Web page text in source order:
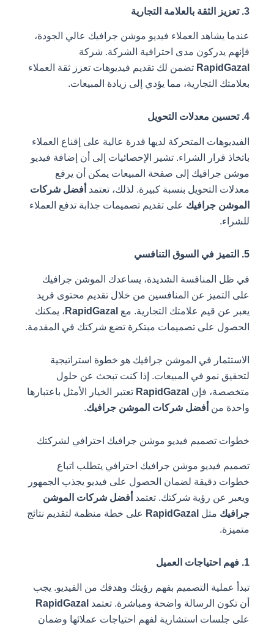
عندما يشاهد العملاء فيديو موشن جرافيك عالي الجودة،
فإنهم يدركون مدى احترافية الشركة. شركة
RapidGazalتضمن لك تقديم فيديوهات تعزز ثقة العملاء
بعلامتك التجارية، مما يؤدي إلى زيادة المبيعات.
الفيديوهات المتحركة لديها قدرة عالية على إقناع العملاء
باتخاذ قرار الشراء. تشير الإحصائيات إلى أن إضافة فيديو
موشن جرافيك إلى صفحة المبيعات يمكن أن يرفع
معدلات التحويل بنسبة كبيرة. لذلك، تعتمدأفضل شركات
الموشن جرافيكعلى تقديم تصميمات جذابة تدفع العملاء
للشراء.
في ظل المنافسة الشديدة، يساعدك الموشن جرافيك
على التميز عن المنافسين من خلال تقديم محتوى فريد
يعبر عن قيم علامتك التجارية. معRapidGazal، يمكنك
الحصول على تصميمات مبتكرة تضع شركتك في المقدمة.
الاستثمار في الموشن جرافيك هو خطوة استراتيجية
لتحقيق نمو في المبيعات. إذا كنت تبحث عن حلول
متخصصة، فإنRapidGazalتعتبر الخيار الأمثل باعتبارها
واحدة منأفضل شركات الموشن جرافيك.
خطوات تصميم فيديو موشن جرافيك احترافي لشركتك
تصميم فيديو موشن جرافيك احترافي يتطلب اتباع
خطوات دقيقة لضمان الحصول على فيديو يجذب الجمهور
ويعبر عن رؤية شركتك. تعتمدأفضل شركات الموشن
جرافيكمثلRapidGazalعلى خطة منظمة لتقديم نتائج
متميزة.
تبدأ عملية التصميم بفهم رؤيتك وهدفك من الفيديو. يجب
أن تكون الرسالة واضحة ومباشرة. تعتمدRapidGazal
على جلسات استشارية لفهم احتياجات عملائها وضمان